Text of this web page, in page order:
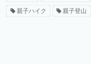
親子ハイク 親子登山